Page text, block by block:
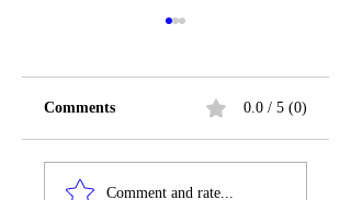
GJAKOVË |
STEFAN ILIANOV
Comments 0.0 / 5 (0)
Comment and rate...